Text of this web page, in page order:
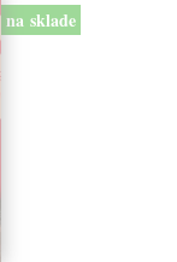
na sklade